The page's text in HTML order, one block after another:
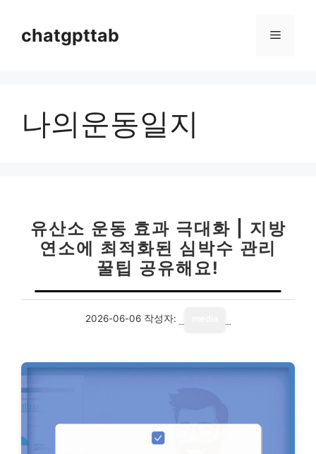
chatgpttab 메
나의운동일지
유산소 운동 효과 극대화 | 지방
연소에 최적화된 심박수 관리
꿀팁 공유해요!
2026-06-06 작성자: